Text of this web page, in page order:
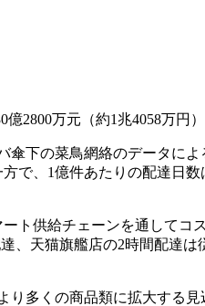
2800万元（約1兆4058万円）
傘下の菜鳥網絡のデータに
で、1億件あたりの配達日数
ト供給チェーンを通してコ
、天猫旗艦店の2時間配達は
多くの商品類に拡大する見